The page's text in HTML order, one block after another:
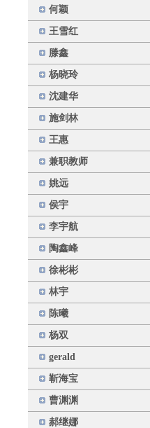
何颖
王雪红
滕鑫
杨晓玲
沈建华
施剑林
王惠
兼职教师
姚远
侯宇
李宇航
陶鑫峰
徐彬彬
林宇
陈曦
杨双
gerald
靳海宝
曹渊渊
郝继娜